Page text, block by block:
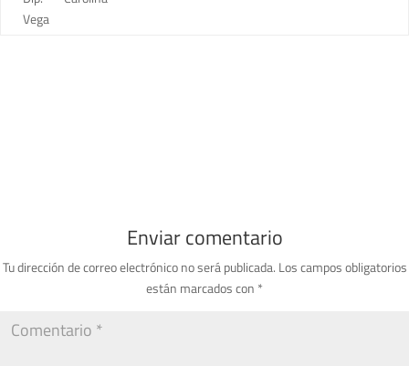
Vega
Enviar comentario
Tu dirección de correo electrónico no será publicada. Los campos obligatorios
están marcados con *